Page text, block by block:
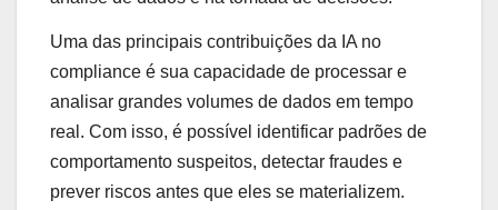
Uma das principais contribuições da IA no
compliance é sua capacidade de processar e
analisar grandes volumes de dados em tempo
real. Com isso, é possível identificar padrões de
comportamento suspeitos, detectar fraudes e
prever riscos antes que eles se materializem.